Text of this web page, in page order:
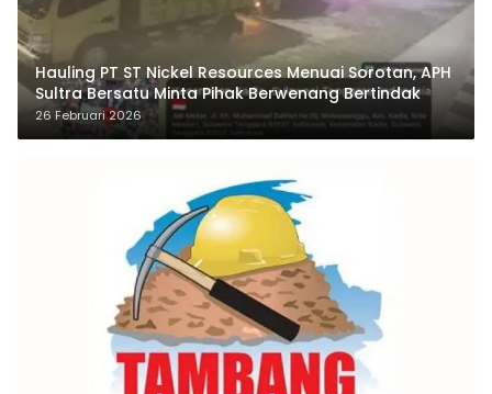
Hauling PT ST Nickel Resources Menuai Sorotan, APH
Sultra Bersatu Minta Pihak Berwenang Bertindak
26 Februari 2026